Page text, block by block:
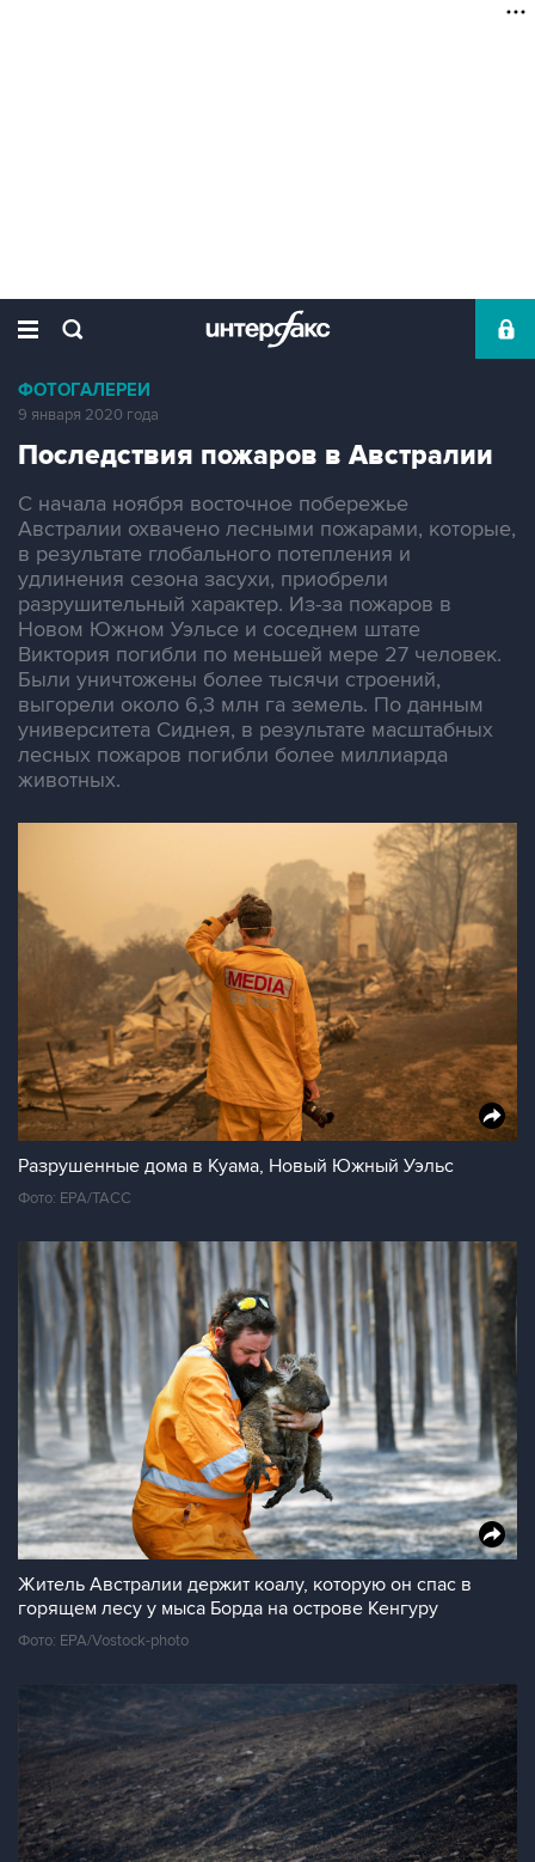
ФОТОГАЛЕРЕИ
9 января 2020 года
Последствия пожаров в Австралии
С начала ноября восточное побережье
Австралии охвачено лесными пожарами, которые,
в результате глобального потепления и
удлинения сезона засухи, приобрели
разрушительный характер. Из-за пожаров в
Новом Южном Уэльсе и соседнем штате
Виктория погибли по меньшей мере 27 человек.
Были уничтожены более тысячи строений,
выгорели около 6,3 млн га земель. По данным
университета Сиднея, в результате масштабных
лесных пожаров погибли более миллиарда
животных.
Разрушенные дома в Куама, Новый Южный Уэльс
Фото: EPA/ТАСС
Житель Австралии держит коалу, которую он спас в
горящем лесу у мыса Борда на острове Кенгуру
Фото: EPA/Vostock-photo